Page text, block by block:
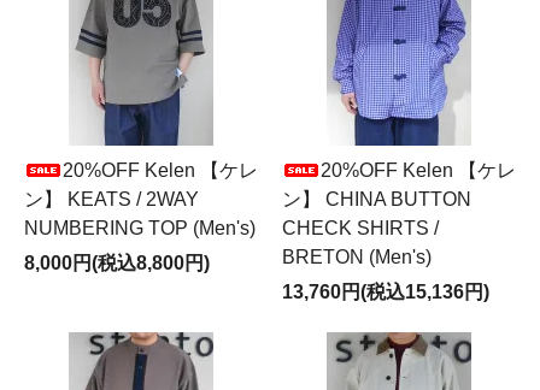
20%OFF Kelen 【ケレ
ン】 KEATS / 2WAY
NUMBERING TOP (Men's)
8,000円(税込8,800円)
20%OFF Kelen 【ケレ
ン】 CHINA BUTTON
CHECK SHIRTS /
BRETON (Men's)
13,760円(税込15,136円)